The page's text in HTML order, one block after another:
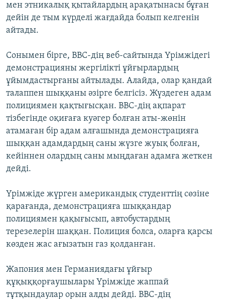
мен этникалық қытайлардың арақатынасы бұған
дейін де тым күрделі жағдайда болып келгенін
айтады.
Сонымен бірге, BBC-дің веб-сайтында Үрімжідегі
демонстрацияны жергілікті ұйғырлардың
ұйымдастырғаны айтылады. Алайда, олар қандай
талаппен шыққаны әзірге белгісіз. Жүздеген адам
полициямен қақтығысқан. BBC-дің ақпарат
тізбегінде оқиғаға куәгер болған аты-жөнін
атамаған бір адам алғашында демонстрацияға
шыққан адамдардың саны жүзге жуық болған,
кейіннен олардың саны мыңдаған адамға жеткен
дейді.
Үрімжіде жүрген американдық студенттің сөзіне
қарағанда, демонстрацияға шыққандар
полициямен қақығысып, автобустардың
терезелерін шаққан. Полиция болса, оларға қарсы
көзден жас ағызатын газ қолданған.
Жапония мен Германиядағы ұйғыр
құқыққорғаушылары Үрімжіде жаппай
тұтқындаулар орын алды дейді. BBC-дің